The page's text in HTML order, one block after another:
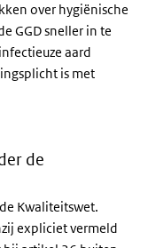
over hygiënische
GGD sneller in te
aard
is met
de
Kwaliteitswet.
expliciet vermeld